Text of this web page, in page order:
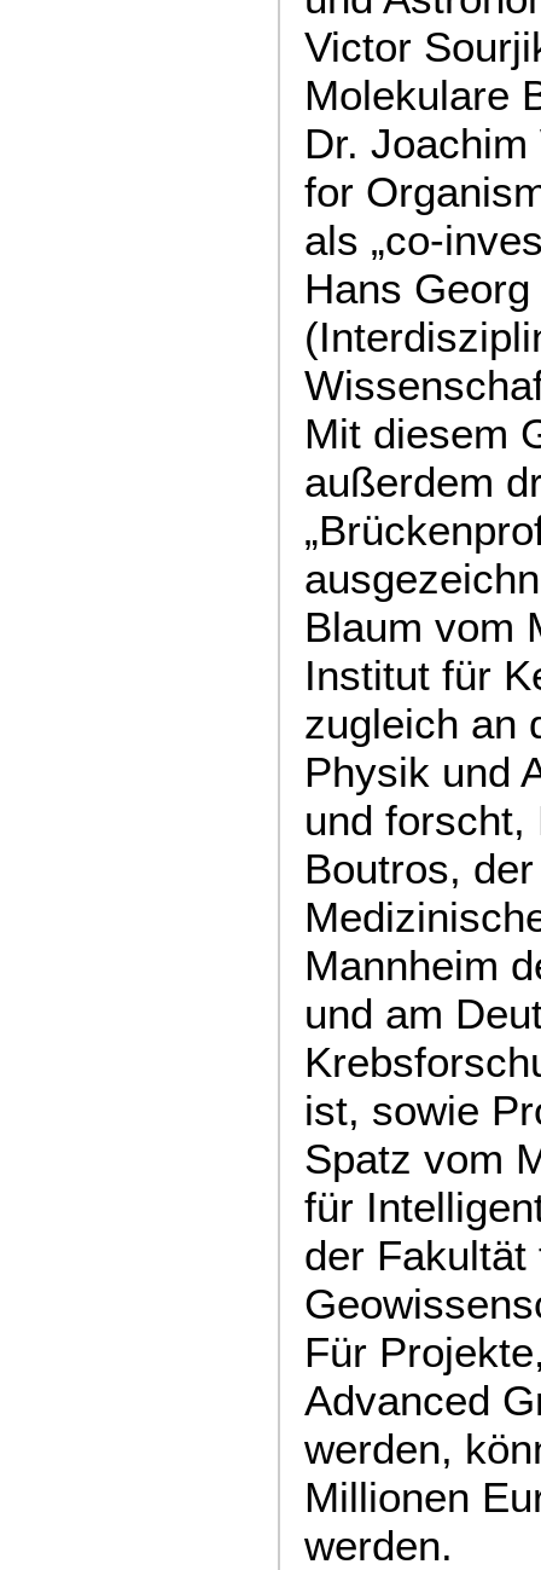
Victor
Molekulare
Dr.
for
als „co-
Hans
Mit diesem
außerdem
Blaum vom
Institut für
zugleich an
Physik und
und forscht,
Boutros,
Mannheim
und am
ist, sowie
Spatz vom
für
der Fakultät
Für
Advanced
werden,
Millionen
werden.